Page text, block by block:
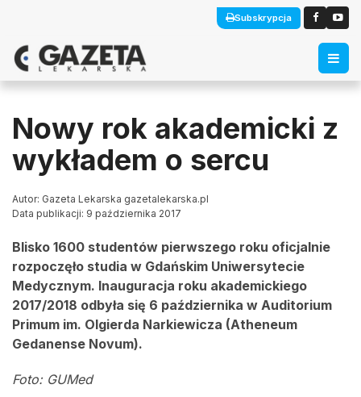
Subskrypcja
Nowy rok akademicki z
wykładem o sercu
Autor: Gazeta Lekarska gazetalekarska.pl
Data publikacji: 9 października 2017
Blisko 1600 studentów pierwszego roku oficjalnie
rozpoczęło studia w Gdańskim Uniwersytecie
Medycznym. Inauguracja roku akademickiego
2017/2018 odbyła się 6 października w Auditorium
Primum im. Olgierda Narkiewicza (Atheneum
Gedanense Novum).
Foto: GUMed